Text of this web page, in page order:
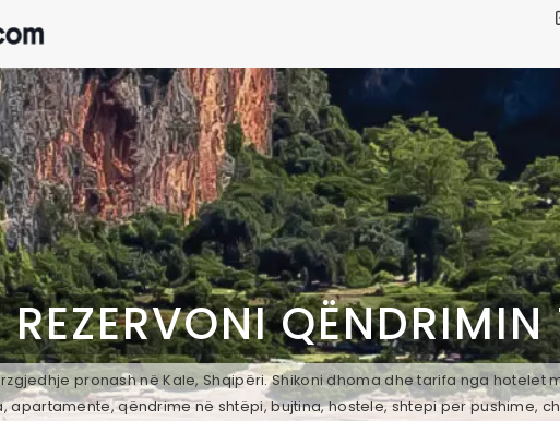
REZERVONI
pronash në Kale, Shqipëri. Shikoni dhoma dhe tarifa nga hotelet
apartamente, qëndrime në shtëpi, bujtina, hostele, shtepi per pushime,